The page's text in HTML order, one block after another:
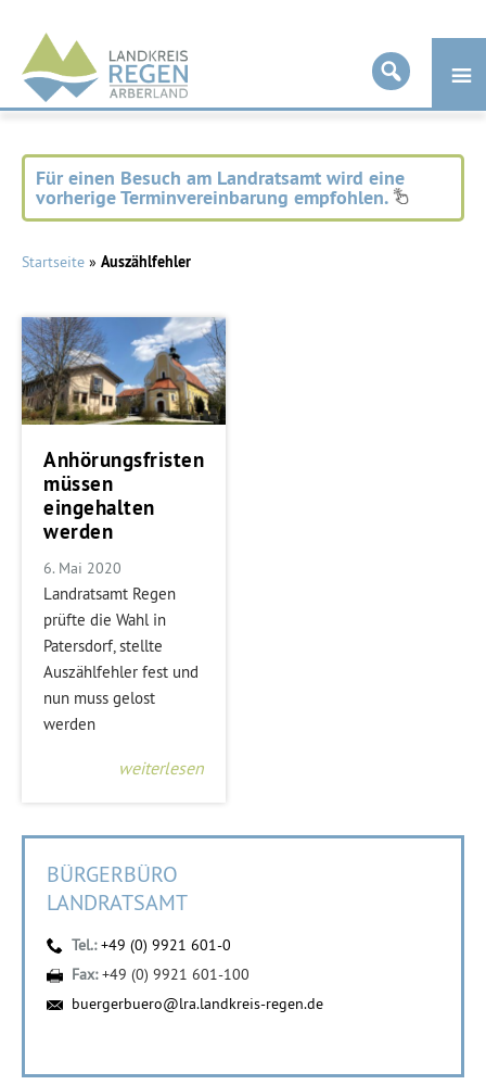
Landkreis
Regen
Für einen Besuch am Landratsamt wird eine
vorherige Terminvereinbarung empfohlen.
Startseite » Auszählfehler
Anhörungsfristen
müssen
eingehalten
werden
6. Mai 2020
Landratsamt Regen
prüfte die Wahl in
Patersdorf, stellte
Auszählfehler fest und
nun muss gelost
werden
weiterlesen
BÜRGERBÜRO
LANDRATSAMT
Tel.:+49 (0) 9921 601-0
Fax:+49 (0) 9921 601-100
buergerbuero@lra.landkreis-regen.de